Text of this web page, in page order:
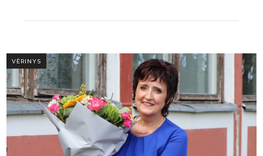
VĖRINYS